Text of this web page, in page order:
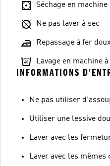
Séchage en
Ne pas laver à sec
Repassage à fer doux
Lavage en machine
INFORMATIONS
Ne pas utiliser
Utiliser une lessive
Laver avec les
Laver avec les mêmes